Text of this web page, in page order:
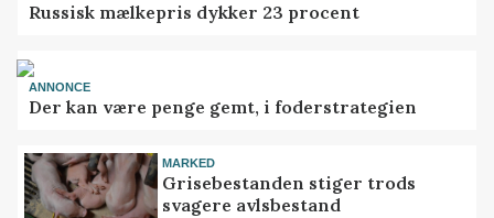
Russisk mælkepris dykker 23 procent
ANNONCE
Der kan være penge gemt, i foderstrategien
MARKED
Grisebestanden stiger trods
svagere avlsbestand